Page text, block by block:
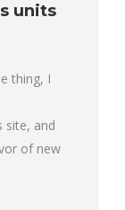
units
thing, I
site, and
of new